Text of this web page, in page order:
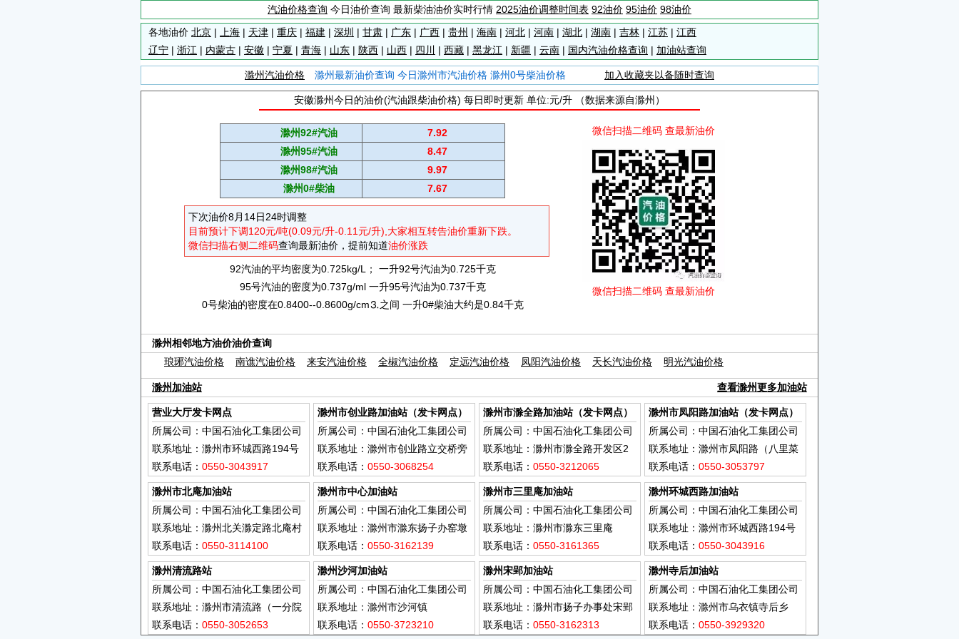
汽油价格查询 今日油价查询 最新柴油油价实时行情 2025油价调整时间表 92油价 95油价 98油价
各地油价 北京 | 上海 | 天津 | 重庆 | 福建 | 深圳 | 甘肃 | 广东 | 广西 | 贵州 | 海南 | 河北 | 河南 | 湖北 | 湖南 | 吉林 | 江苏 | 江西
辽宁 | 浙江 | 内蒙古 | 安徽 | 宁夏 | 青海 | 山东 | 陕西 | 山西 | 四川 | 西藏 | 黑龙江 | 新疆 | 云南 | 国内汽油价格查询 | 加油站查询
滁州汽油价格 滁州最新油价查询 今日滁州市汽油价格 滁州0号柴油价格 加入收藏夹以备随时查询
安徽滁州今日的油价(汽油跟柴油价格) 每日即时更新 单位:元/升 （数据来源自滁州）
滁州92#汽油
7.92
滁州95#汽油
8.47
滁州98#汽油
9.97
滁州0#柴油
7.67
下次油价8月14日24时调整
目前预计下调120元/吨(0.09元/升-0.11元/升),大家相互转告油价重新下跌。
微信扫描右侧二维码查询最新油价，提前知道油价涨跌
92汽油的平均密度为0.725kg/L； 一升92号汽油为0.725千克
95号汽油的密度为0.737g/ml 一升95号汽油为0.737千克
0号柴油的密度在0.8400--0.8600g/cm⒊之间 一升0#柴油大约是0.84千克
微信扫描二维码 查最新油价
微信扫描二维码 查最新油价
滁州相邻地方油价油价查询
琅琊汽油价格
南谯汽油价格 来安汽油价格 全椒汽油价格 定远汽油价格 凤阳汽油价格 天长汽油价格 明光汽油价格
查看滁州更多加油站
滁州加油站
营业大厅发卡网点
所属公司：中国石油化工集团公司
联系地址：滁州市环城西路194号
联系电话： 0550-3043917
滁州市创业路加油站（发卡网点）
所属公司：中国石油化工集团公司
联系地址：滁州市创业路立交桥旁
联系电话： 0550-3068254
滁州市滁全路加油站（发卡网点）
所属公司：中国石油化工集团公司
联系地址：滁州市滁全路开发区2
号
联系电话： 0550-3212065
滁州市凤阳路加油站（发卡网点）
所属公司：中国石油化工集团公司
联系地址：滁州市凤阳路（八里菜
场旁）
联系电话： 0550-3053797
滁州市北庵加油站
所属公司：中国石油化工集团公司
联系地址：滁州北关滁定路北庵村
联系电话： 0550-3114100
滁州市中心加油站
所属公司：中国石油化工集团公司
联系地址：滁州市滁东扬子办窑墩
联系电话： 0550-3162139
滁州市三里庵加油站
所属公司：中国石油化工集团公司
联系地址：滁州市滁东三里庵
联系电话： 0550-3161365
滁州环城西路加油站
所属公司：中国石油化工集团公司
联系地址：滁州市环城西路194号
联系电话： 0550-3043916
滁州清流路站
所属公司：中国石油化工集团公司
联系地址：滁州市清流路（一分院
旁）
联系电话： 0550-3052653
滁州沙河加油站
所属公司：中国石油化工集团公司
联系地址：滁州市沙河镇
联系电话： 0550-3723210
滁州宋郢加油站
所属公司：中国石油化工集团公司
联系地址：滁州市扬子办事处宋郢
村
联系电话： 0550-3162313
滁州寺后加油站
所属公司：中国石油化工集团公司
联系地址：滁州市乌衣镇寺后乡
联系电话： 0550-3929320